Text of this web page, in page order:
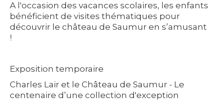
A l'occasion des vacances scolaires, les enfants
bénéficient de visites thématiques pour
découvrir le château de Saumur en s’amusant
!
Exposition temporaire
Charles Lair et le Château de Saumur - Le
centenaire d’une collection d'exception